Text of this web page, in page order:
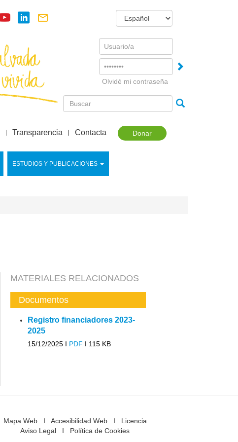
Username
Olvidé mi contraseña
Donar
ESTUDIOS Y PUBLICACIONES
Transparencia Contacta
MATERIALES RELACIONADOS
Documentos
Registro financiadores 2023-
2025
15/12/2025 I PDF I 115 KB
Mapa WebI Accesibilidad WebI Licencia
Aviso Legal I Política de Cookies